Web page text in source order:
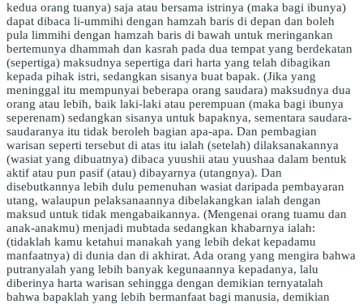
kedua orang tuanya) saja atau bersama istrinya (maka bagi ibunya)
dapat dibaca li-ummihi dengan hamzah baris di depan dan boleh
pula limmihi dengan hamzah baris di bawah untuk meringankan
bertemunya dhammah dan kasrah pada dua tempat yang berdekatan
(sepertiga) maksudnya sepertiga dari harta yang telah dibagikan
kepada pihak istri, sedangkan sisanya buat bapak. (Jika yang
meninggal itu mempunyai beberapa orang saudara) maksudnya dua
orang atau lebih, baik laki-laki atau perempuan (maka bagi ibunya
seperenam) sedangkan sisanya untuk bapaknya, sementara saudara-
saudaranya itu tidak beroleh bagian apa-apa. Dan pembagian
warisan seperti tersebut di atas itu ialah (setelah) dilaksanakannya
(wasiat yang dibuatnya) dibaca yuushii atau yuushaa dalam bentuk
aktif atau pun pasif (atau) dibayarnya (utangnya). Dan
disebutkannya lebih dulu pemenuhan wasiat daripada pembayaran
utang, walaupun pelaksanaannya dibelakangkan ialah dengan
maksud untuk tidak mengabaikannya. (Mengenai orang tuamu dan
anak-anakmu) menjadi mubtada sedangkan khabarnya ialah:
(tidaklah kamu ketahui manakah yang lebih dekat kepadamu
manfaatnya) di dunia dan di akhirat. Ada orang yang mengira bahwa
putranyalah yang lebih banyak kegunaannya kepadanya, lalu
diberinya harta warisan sehingga dengan demikian ternyatalah
bahwa bapaklah yang lebih bermanfaat bagi manusia, demikian